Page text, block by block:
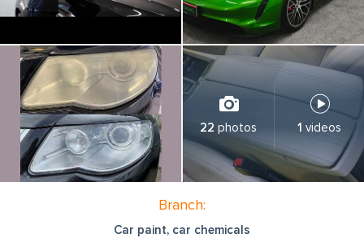
22 photos 1 videos
Branch:
Car paint, car chemicals